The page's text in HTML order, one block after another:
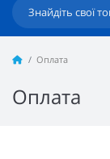
Оплата
Оплата